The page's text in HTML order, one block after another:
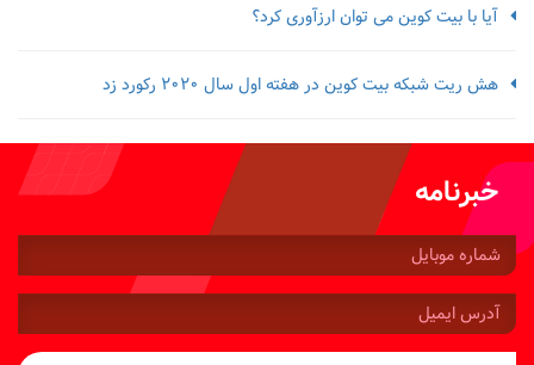
آیا با بیت کوین می توان ارزآوری کرد؟
هش ریت شبکه بیت کوین در هفته اول سال 2020 رکورد زد
خبرنامه
شماره
موبایل:
آدرس
ایمیل: